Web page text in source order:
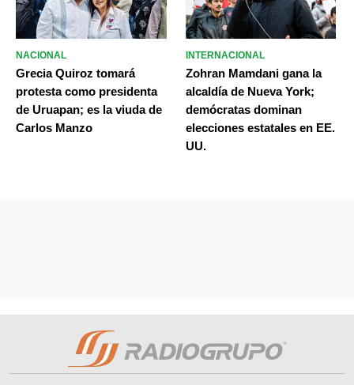
NACIONAL
Grecia Quiroz tomará
protesta como presidenta
de Uruapan; es la viuda de
Carlos Manzo
INTERNACIONAL
Zohran Mamdani gana la
alcaldía de Nueva York;
demócratas dominan
elecciones estatales en EE.
UU.